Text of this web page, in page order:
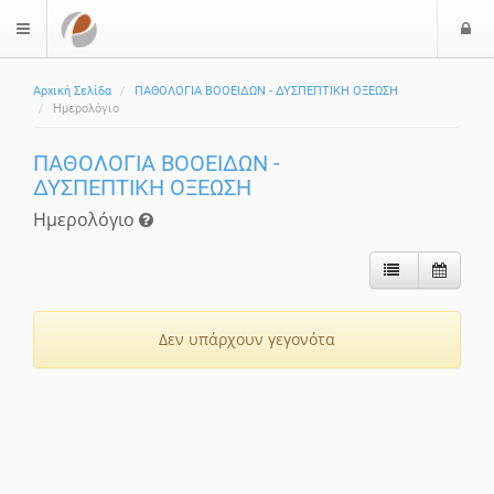
$langMenu
Αρχική Σελίδα
ΠΑΘΟΛΟΓΙΑ ΒΟΟΕΙΔΩΝ - ΔΥΣΠΕΠΤΙΚΗ ΟΞΕΩΣΗ
Ημερολόγιο
ΠΑΘΟΛΟΓΙΑ ΒΟΟΕΙΔΩΝ -
ΔΥΣΠΕΠΤΙΚΗ ΟΞΕΩΣΗ
Ημερολόγιο
Δεν υπάρχουν γεγονότα